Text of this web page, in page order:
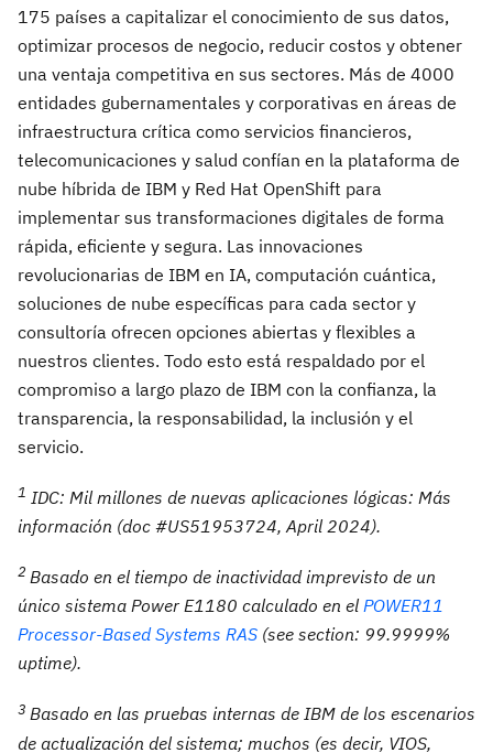
175 países a capitalizar el conocimiento de sus datos,
optimizar procesos de negocio, reducir costos y obtener
una ventaja competitiva en sus sectores. Más de 4000
entidades gubernamentales y corporativas en áreas de
infraestructura crítica como servicios financieros,
telecomunicaciones y salud confían en la plataforma de
nube híbrida de IBM y Red Hat OpenShift para
implementar sus transformaciones digitales de forma
rápida, eficiente y segura. Las innovaciones
revolucionarias de IBM en IA, computación cuántica,
soluciones de nube específicas para cada sector y
consultoría ofrecen opciones abiertas y flexibles a
nuestros clientes. Todo esto está respaldado por el
compromiso a largo plazo de IBM con la confianza, la
transparencia, la responsabilidad, la inclusión y el
servicio.
1 IDC: Mil millones de nuevas aplicaciones lógicas: Más
información (doc #US51953724, April 2024).
2 Basado en el tiempo de inactividad imprevisto de un
único sistema Power E1180 calculado en el POWER11
Processor-Based Systems RAS (see section: 99.9999%
uptime).
3 Basado en las pruebas internas de IBM de los escenarios
de actualización del sistema; muchos (es decir, VIOS,